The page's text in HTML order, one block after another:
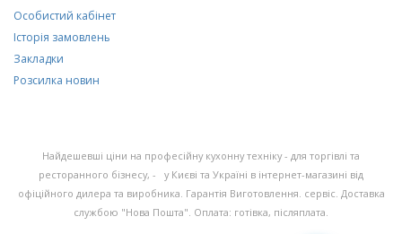
Особистий кабінет
Історія замовлень
Закладки
Розсилка новин
Найдешевші ціни на професійну кухонну техніку - для торгівлі та
ресторанного бізнесу, - у Києві та Україні в інтернет-магазині від
офіційного дилера та виробника. Гарантія Виготовлення. сервіс. Доставка
службою "Нова Пошта". Оплата: готівка, післяплата.